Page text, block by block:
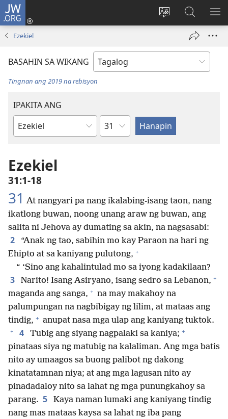
JW.ORG
Baguhin
ng
Mag-
log
bubukas
sa
JW.ORG
Ezekiel
BASAHIN SA WIKANG
Tingnan ang 2019 na rebisyon
IPAKITA ANG
Aklat
Bibliya
Kabanata
Ezekiel
31:1-18
31 At nangyari pa nang ikalabing-isang taon, nang
ikatlong buwan, noong unang araw ng buwan, ang
salita ni Jehova ay dumating sa akin, na nagsasabi:
2
“Anak ng tao, sabihin mo kay Paraon na hari ng
Ehipto at sa kaniyang pulutong, +
“ ‘Sino ang kahalintulad mo sa iyong kadakilaan?
3 Narito! Isang Asiryano, isang sedro sa Lebanon, +
maganda ang sanga, + na may makahoy na
palumpungan na nagbibigay ng lilim, at mataas ang
tindig, + anupat nasa mga ulap ang kaniyang tuktok.
+ 4 Tubig ang siyang nagpalaki sa kaniya; +
pinataas siya ng matubig na kalaliman. Ang mga batis
nito ay umaagos sa buong palibot ng dakong
kinatatamnan niya; at ang mga lagusan nito ay
pinadadaloy nito sa lahat ng mga punungkahoy sa
parang. 5
Kaya naman lumaki ang kaniyang tindig
nang mas mataas kaysa sa lahat ng iba pang